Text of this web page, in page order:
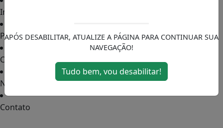
Início
Podcasts
Colunas
Notícias
Contato
APÓS DESABILITAR, ATUALIZE A PÁGINA PARA CONTINUAR SUA
NAVEGAÇÃO!
Tudo bem, vou desabilitar!